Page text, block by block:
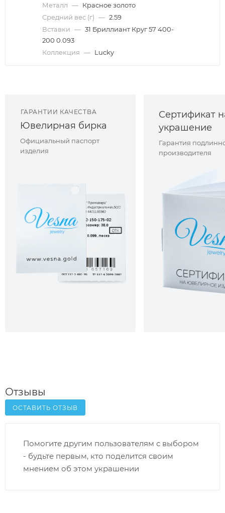
Металл — Красное золото
Средний вес (г) — 2.59
Вставки — 31 Бриллиант Круг 57 400-
200 0.093
Коллекция — Lucky
ГАРАНТИИ КАЧЕСТВА
Ювелирная бирка
Официальный паспорт
изделия
Сертификат
украшение
Гарантия
производителя
Отзывы
ОСТАВИТЬ ОТЗЫВ
Помогите другим пользователям с выбором
- будьте первым, кто поделится своим
мнением об этом украшении